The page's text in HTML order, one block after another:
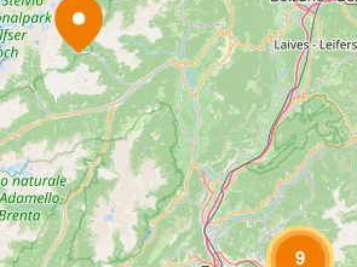
9
Loading Maps